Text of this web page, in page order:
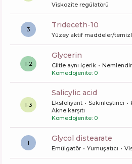
Viskozite regülatörü
3 trideceth-10
Yüzey aktif maddeler/
1-2
glycerin
Ciltle aynı içerik
Komedojenite: 0
1-3
salicylic acid
Eksfoliyant Sakinleştirici
Akne karşıtı
Komedojenite: 0
1 glycol distearate
Emülgatör Yumuşatıcı